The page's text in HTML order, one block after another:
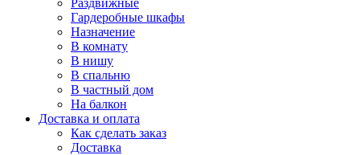
Раздвижные
Гардеробные шкафы
Назначение
В комнату
В нишу
В спальню
В частный дом
На балкон
Доставка и оплата
Как сделать заказ
Доставка